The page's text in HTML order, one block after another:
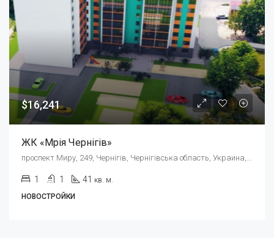
$16,241
ЖК «Мрія Чернігів»
1 1 41 кв. м.
НОВОСТРОЙКИ